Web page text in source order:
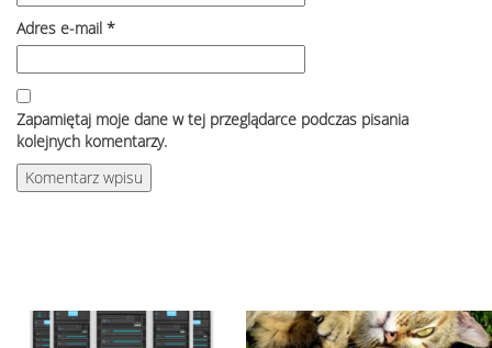
Adres e-mail *
Zapamiętaj moje dane w tej przeglądarce podczas pisania
kolejnych komentarzy.